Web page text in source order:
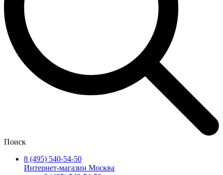
Поиск
8 (495) 540-54-50
Интернет-магазин Москва